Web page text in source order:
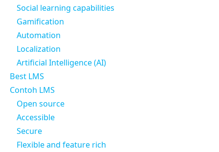
Social learning capabilities
Gamification
Automation
Localization
Artificial Intelligence (AI)
Best LMS
Contoh LMS
Open source
Accessible
Secure
Flexible and feature rich